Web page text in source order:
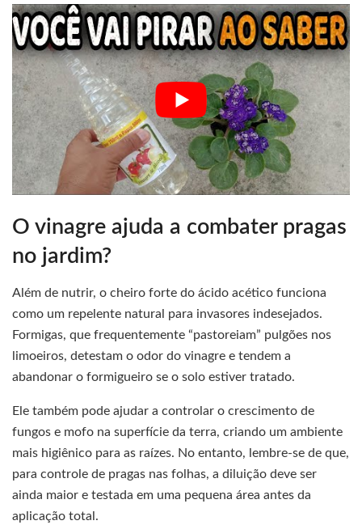
O vinagre ajuda a combater pragas
no jardim?
Além de nutrir, o cheiro forte do ácido acético funciona
como um repelente natural para invasores indesejados.
Formigas, que frequentemente “pastoreiam” pulgões nos
limoeiros, detestam o odor do vinagre e tendem a
abandonar o formigueiro se o solo estiver tratado.
Ele também pode ajudar a controlar o crescimento de
fungos e mofo na superfície da terra, criando um ambiente
mais higiênico para as raízes. No entanto, lembre-se de que,
para controle de pragas nas folhas, a diluição deve ser
ainda maior e testada em uma pequena área antes da
aplicação total.